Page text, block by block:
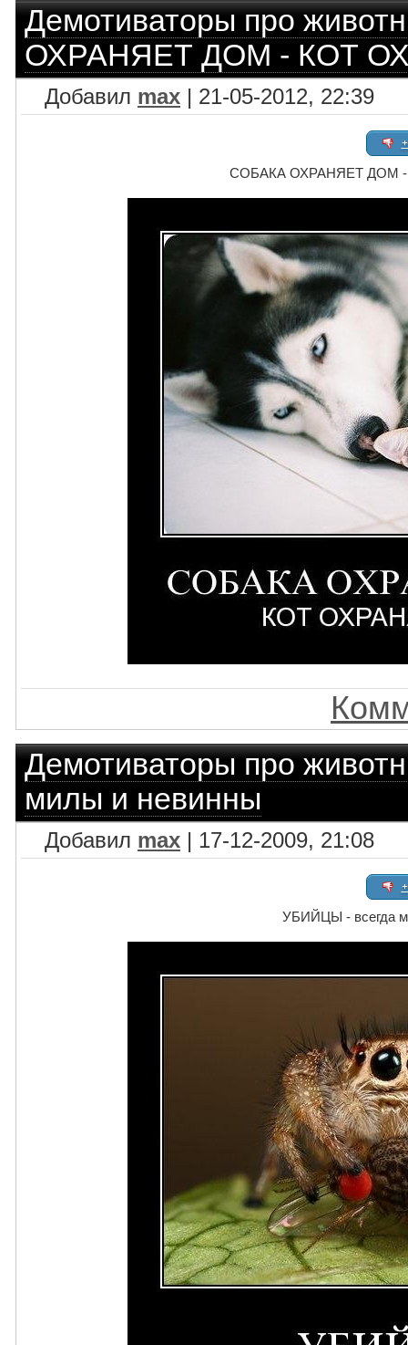
Демотиваторы про
ОХРАНЯЕТ ДОМ - КОТ
Добавил max | 21-05-2012, 22:39
СОБАКА ОХРАНЯЕТ ДОМ
Демотиваторы про
милы и невинны
Добавил max | 17-12-2009, 21:08
УБИЙЦЫ - всегда